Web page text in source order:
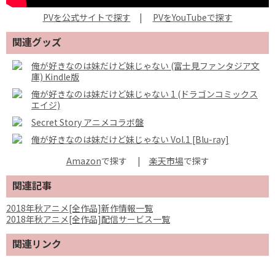
PVを公式サイトで探す | PVをYouTubeで探す
関連グッズ
俺が好きなのは妹だけど妹じゃない (富士見ファンタジア文
庫) Kindle版
俺が好きなのは妹だけど妹じゃない 1 (ドラゴンコミックス
エイジ)
Secret Story アニメコラボ盤
俺が好きなのは妹だけど妹じゃない Vol.1 [Blu-ray]
Amazonで探す | 楽天市場
関連記事
2018年秋アニメ[全作品]新作情報一覧
2018年秋アニメ[全作品]配信サービス一覧
関連リンク